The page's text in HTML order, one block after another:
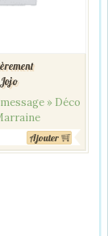
» Déco
Ajouter